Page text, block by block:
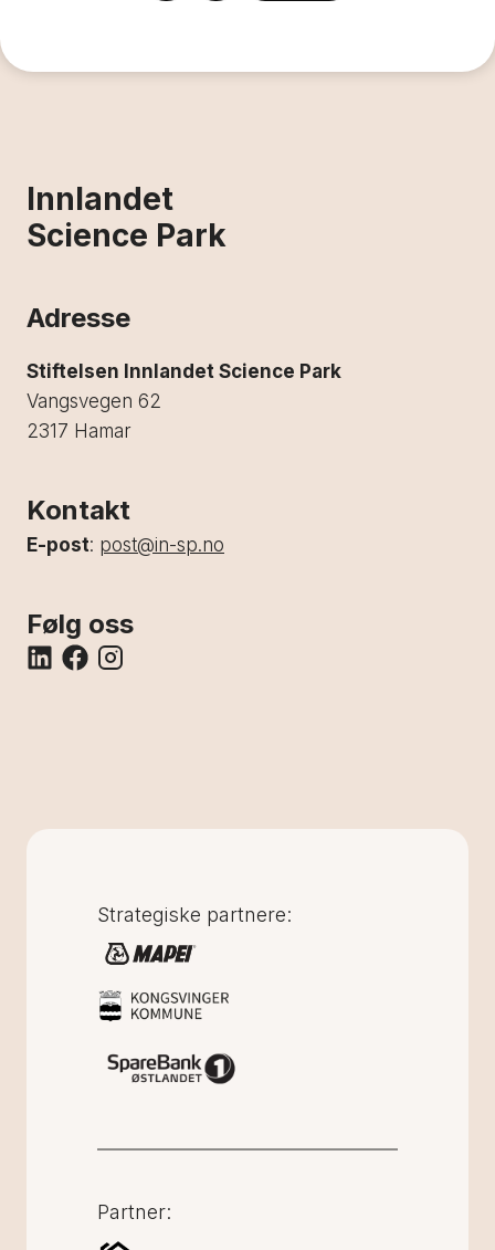
Innlandet
Science Park
Adresse
Stiftelsen Innlandet Science Park
Vangsvegen 62
2317 Hamar
Kontakt
E-post: post@in-sp.no
Følg oss
Strategiske partnere:
Partner: